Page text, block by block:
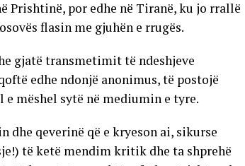
Prishtinë, por edhe në Tiranë, ku jo rrallë
flasin me gjuhën e rrugës.
gjatë transmetimit të ndeshjeve
edhe ndonjë anonimus, të postojë
e mëshel sytë në mediumin e tyre.
qeverinë që e kryeson ai, sikurse
të ketë mendim kritik dhe ta shprehë